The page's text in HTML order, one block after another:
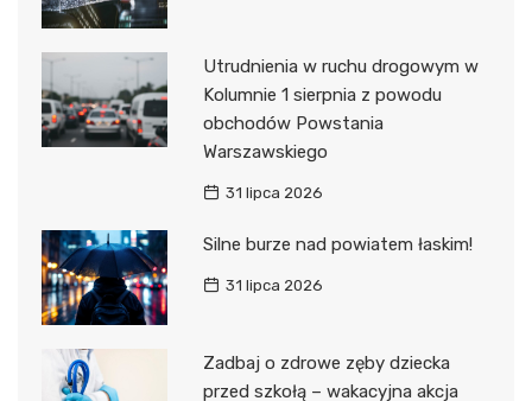
Utrudnienia w ruchu drogowym w
Kolumnie 1 sierpnia z powodu
obchodów Powstania
Warszawskiego
31 lipca 2026
Silne burze nad powiatem łaskim!
31 lipca 2026
Zadbaj o zdrowe zęby dziecka
przed szkołą – wakacyjna akcja